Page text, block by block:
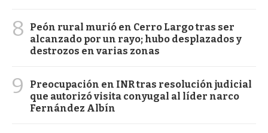
8
Peón rural murió en Cerro Largo tras ser
alcanzado por un rayo; hubo desplazados y
destrozos en varias zonas
9
Preocupación en INR tras resolución judicial
que autorizó visita conyugal al líder narco
Fernández Albín